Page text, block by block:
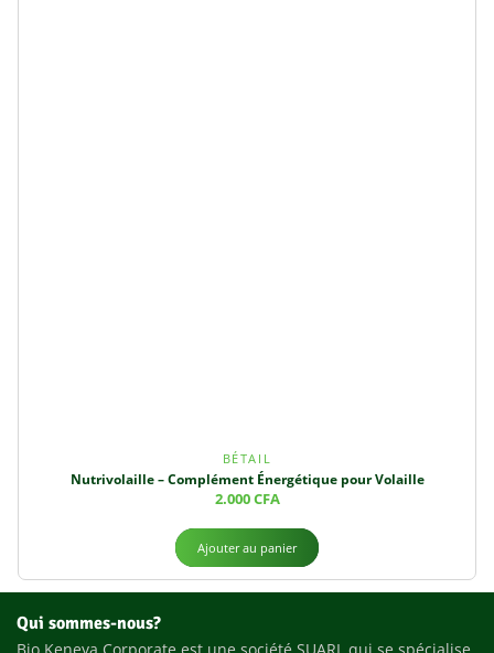
BÉTAIL
Nutrivolaille – Complément Énergétique pour Volaille
2.000CFA
Ajouter au panier
Qui sommes-nous?